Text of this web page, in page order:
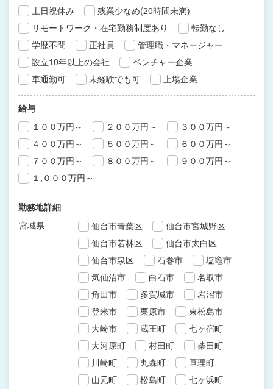
土日祝休み
残業少なめ(20時間未満)
リモートワーク・在宅勤務制度あり
転勤なし
学歴不問
正社員
管理職・マネージャー
設立10年以上の会社
ベンチャー企業
車通勤可
未経験でも可 上場企業
給与
１００万円～
２００万円～
３００万円～
４００万円～
５００万円～
６００万円～
７００万円～
８００万円～
９００万円～
１,０００万円～
勤務地詳細
宮城県
仙台市青葉区
仙台市宮城野区
仙台市若林区
仙台市太白区
仙台市泉区
石巻市
塩竈市
気仙沼市
白石市
名取市
角田市
多賀城市
岩沼市
登米市
栗原市
東松島市
大崎市
蔵王町
七ヶ宿町
大河原町
村田町
柴田町
川崎町
丸森町
亘理町
山元町
松島町 七ヶ浜町